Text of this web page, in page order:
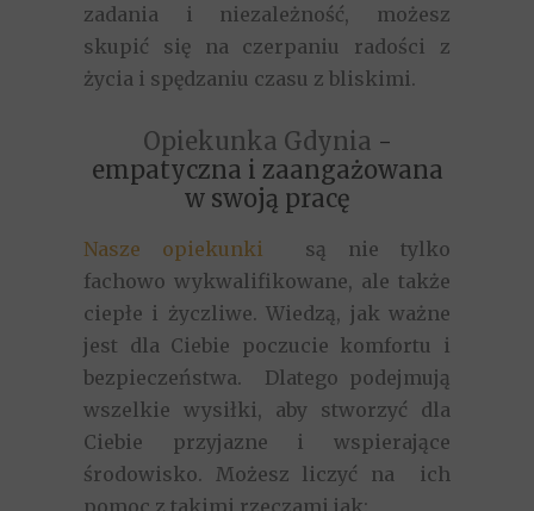
zadania i niezależność, możesz
skupić się na czerpaniu radości z
życia i spędzaniu czasu z bliskimi.
Opiekunka Gdynia -
empatyczna i zaangażowana
w swoją pracę
Nasze opiekunki są nie tylko
fachowo wykwalifikowane, ale także
ciepłe i życzliwe. Wiedzą, jak ważne
jest dla Ciebie poczucie komfortu i
bezpieczeństwa. Dlatego podejmują
wszelkie wysiłki, aby stworzyć dla
Ciebie przyjazne i wspierające
środowisko. Możesz liczyć na ich
pomoc z takimi rzeczami jak: